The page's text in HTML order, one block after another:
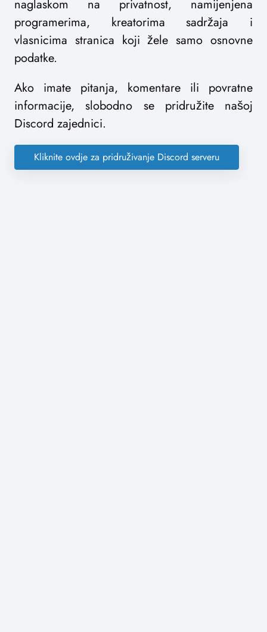
naglaskom na privatnost, namijenjena
programerima, kreatorima sadržaja i
vlasnicima stranica koji žele samo osnovne
podatke.
Ako imate pitanja, komentare ili povratne
informacije, slobodno se pridružite našoj
Discord zajednici.
Kliknite ovdje za pridruživanje Discord serveru